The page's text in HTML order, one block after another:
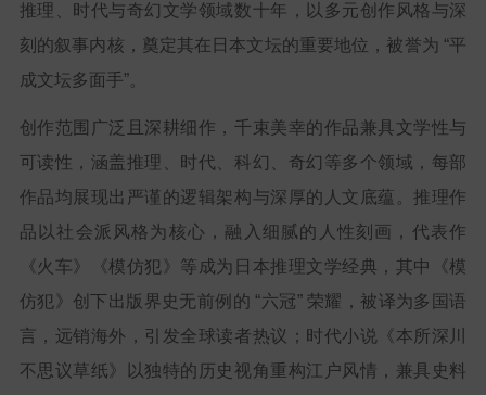
推理、时代与奇幻文学领域数十年，以多元创作风格与深
刻的叙事内核，奠定其在日本文坛的重要地位，被誉为 “平
成文坛多面手”。
创作范围广泛且深耕细作，千束美幸的作品兼具文学性与
可读性，涵盖推理、时代、科幻、奇幻等多个领域，每部
作品均展现出严谨的逻辑架构与深厚的人文底蕴。推理作
品以社会派风格为核心，融入细腻的人性刻画，代表作
《火车》《模仿犯》等成为日本推理文学经典，其中《模
仿犯》创下出版界史无前例的 “六冠” 荣耀，被译为多国语
言，远销海外，引发全球读者热议；时代小说《本所深川
不思议草纸》以独特的历史视角重构江户风情，兼具史料